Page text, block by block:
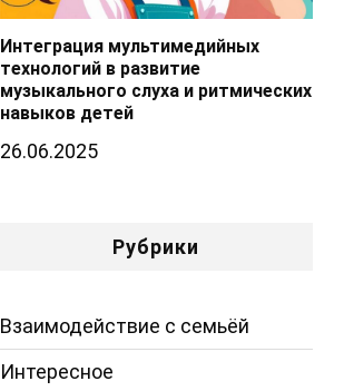
Интеграция мультимедийных
технологий в развитие
музыкального слуха и ритмических
навыков детей
26.06.2025
Рубрики
Взаимодействие с семьёй
Интересное